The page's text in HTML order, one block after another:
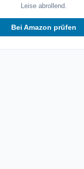
Leise abrollend.
Bei Amazon prüfen